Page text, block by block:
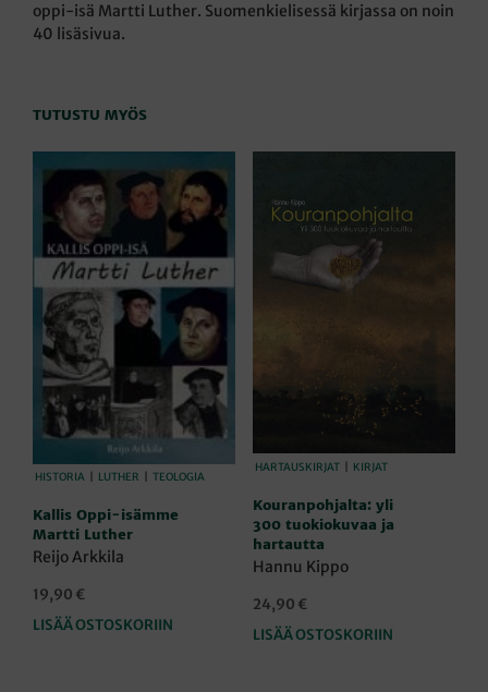
oppi-isä Martti Luther. Suomenkielisessä kirjassa on noin
40 lisäsivua.
TUTUSTU MYÖS
HISTORIA LUTHER TEOLOGIA
Kallis Oppi-isämme
Martti Luther
Reijo Arkkila
19,90 €
LISÄÄ OSTOSKORIIN
HARTAUSKIRJAT KIRJAT
Kouranpohjalta: yli
300 tuokiokuvaa ja
hartautta
Hannu Kippo
24,90 €
LISÄÄ OSTOSKORIIN